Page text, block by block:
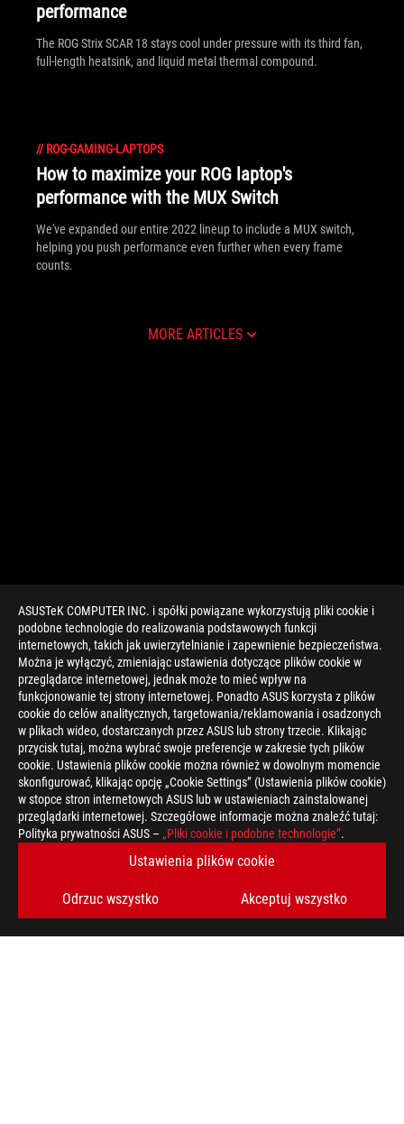
ASUSTeK COMPUTER INC. i spółki powiązane wykorzystują pliki cookie i
podobne technologie do realizowania podstawowych funkcji
internetowych, takich jak uwierzytelnianie i zapewnienie bezpieczeństwa.
Można je wyłączyć, zmieniając ustawienia dotyczące plików cookie w
przeglądarce internetowej, jednak może to mieć wpływ na
funkcjonowanie tej strony internetowej. Ponadto ASUS korzysta z plików
cookie do celów analitycznych, targetowania/reklamowania i osadzonych
w plikach wideo, dostarczanych przez ASUS lub strony trzecie. Klikając
przycisk tutaj, można wybrać swoje preferencje w zakresie tych plików
cookie. Ustawienia plików cookie można również w dowolnym momencie
skonfigurować, klikając opcję „Cookie Settings” (Ustawienia plików cookie)
w stopce stron internetowych ASUS lub w ustawieniach zainstalowanej
przeglądarki internetowej. Szczegółowe informacje można znaleźć tutaj:
Polityka prywatności ASUS – „Pliki cookie i podobne technologie”.
Ustawienia plików cookie
Odrzuc wszystko Akceptuj wszystko
performance
The ROG Strix SCAR 18 stays cool under pressure with its third fan,
full-length heatsink, and liquid metal thermal compound.
// ROG-GAMING-LAPTOPS
How to maximize your ROG laptop's
performance with the MUX Switch
We've expanded our entire 2022 lineup to include a MUX switch,
helping you push performance even further when every frame
counts.
MORE ARTICLES
> GAMING ARTICLES > ROG GAMING LAPTOPS
OBSŁUGIWANE TYPY PŁATNOŚCI
UZYSKAJ NAJNOWSZE OFERTY I WIĘCEJ
ZAREJESTRUJ
SIĘ